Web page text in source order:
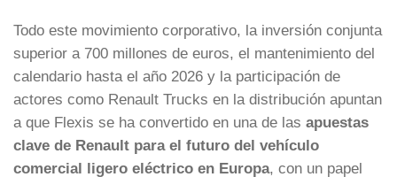
Todo este movimiento corporativo, la inversión conjunta
superior a 700 millones de euros, el mantenimiento del
calendario hasta el año 2026 y la participación de
actores como Renault Trucks en la distribución apuntan
a que Flexis se ha convertido en una de las apuestas
clave de Renault para el futuro del vehículo
comercial ligero eléctrico en Europa, con un papel